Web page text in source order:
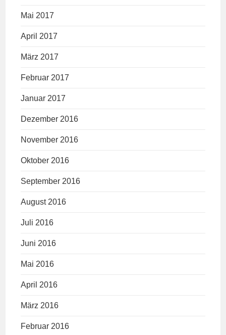
Mai 2017
April 2017
März 2017
Februar 2017
Januar 2017
Dezember 2016
November 2016
Oktober 2016
September 2016
August 2016
Juli 2016
Juni 2016
Mai 2016
April 2016
März 2016
Februar 2016